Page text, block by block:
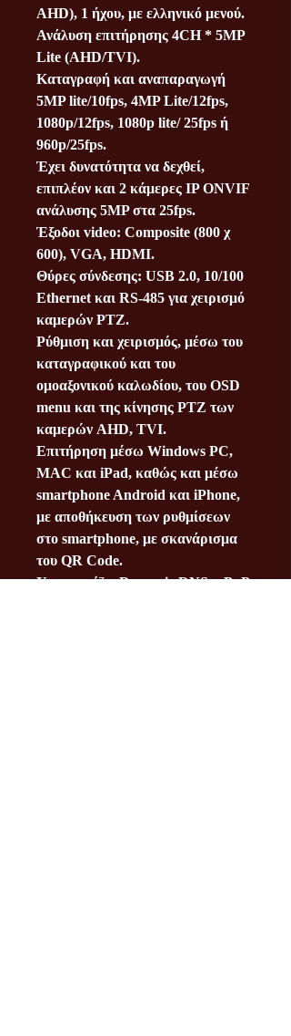
AHD), 1 ήχου, με ελληνικό μενού.
Ανάλυση επιτήρησης 4CH * 5MP
Lite (AHD/TVI).
Καταγραφή και αναπαραγωγή
5ΜΡ lite/10fps, 4MP Lite/12fps,
1080p/12fps, 1080p lite/ 25fps ή
960p/25fps.
Έχει δυνατότητα να δεχθεί,
επιπλέον και 2 κάμερες ΙP ONVIF
ανάλυσης 5MP στα 25fps.
Έξοδοι video: Composite (800 χ
600), VGA, HDMI.
Θύρες σύνδεσης: USB 2.0, 10/100
Ethernet και RS-485 για χειρισμό
καμερών PTZ.
Ρύθμιση και χειρισμός, μέσω του
καταγραφικού και του
ομοαξονικού καλωδίου, του OSD
menu και της κίνησης ΡΤΖ των
καμερών AHD, TVI.
Επιτήρηση μέσω Windows PC,
MAC και iPad, καθώς και μέσω
smartphone Android και iPhone,
με αποθήκευση των ρυθμίσεων
στο smartphone, με σκανάρισμα
του QR Code.
Υποστηρίζει Dynamic DNS, uPnP